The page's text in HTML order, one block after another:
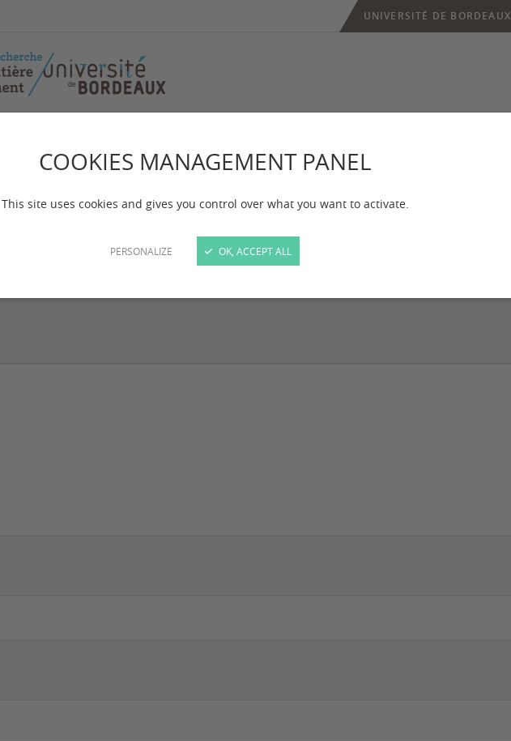
COOKIES MANAGEMENT PANEL
This site uses cookies and gives you control over what you want to activate.
PERSONALIZE OK, ACCEPT ALL
UNIVERSITÉ DE BORDEAUX